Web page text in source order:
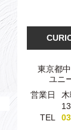
東京都
ユニ
営業日
TEL